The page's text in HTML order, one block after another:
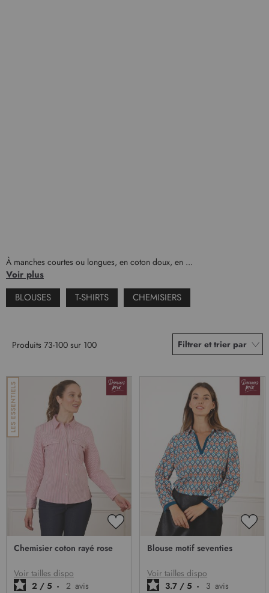
À manches courtes ou longues, en coton doux, en ...
Voir plus
BLOUSES
T-SHIRTS CHEMISIERS
Produits 73-100 sur 100
AJOUTER
D’ENVIE
Chemisier coton rayé rose
Voir tailles dispo
2 / 5 - 2 avis
Blouse motif seventies
Voir tailles dispo
3.7 / 5 - 3 avis
Filtrer et trier par